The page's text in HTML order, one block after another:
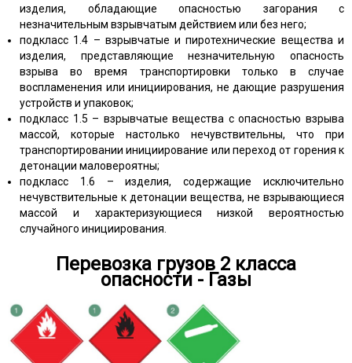
изделия, обладающие опасностью загорания с
незначительным взрывчатым действием или без него;
подкласс 1.4 – взрывчатые и пиротехнические вещества и
изделия, представляющие незначительную опасность
взрыва во время транспортировки только в случае
воспламенения или инициирования, не дающие разрушения
устройств и упаковок;
подкласс 1.5 – взрывчатые вещества с опасностью взрыва
массой, которые настолько нечувствительны, что при
транспортировании инициирование или переход от горения к
детонации маловероятны;
подкласс 1.6 – изделия, содержащие исключительно
нечувствительные к детонации вещества, не взрывающиеся
массой и характеризующиеся низкой вероятностью
случайного инициирования.
Перевозка грузов 2 класса
опасности - Газы